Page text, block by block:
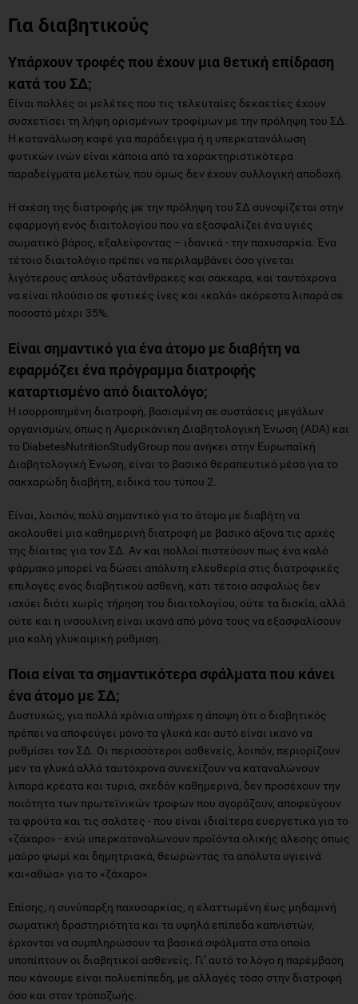
Για διαβητικούς
Υπάρχουν τροφές που έχουν μια θετική επίδραση
κατά του ΣΔ;
Είναι πολλές οι μελέτες που τις τελευταίες δεκαετίες έχουν
συσχετίσει τη λήψη ορισμένων τροφίμων με την πρόληψη του ΣΔ.
Η κατανάλωση καφέ για παράδειγμα ή η υπερκατανάλωση
φυτικών ινών είναι κάποια από τα χαρακτηριστικότερα
παραδείγματα μελετών, που όμως δεν έχουν συλλογική αποδοχή.
Η σχέση της διατροφής με την πρόληψη του ΣΔ συνοψίζεται στην
εφαρμογή ενός διαιτολογίου που να εξασφαλίζει ένα υγιές
σωματικό βάρος, εξαλείφοντας – ιδανικά - την παχυσαρκία. Ένα
τέτοιο διαιτολόγιο πρέπει να περιλαμβάνει όσο γίνεται
λιγότερους απλούς υδατάνθρακες και σάκχαρα, και ταυτόχρονα
να είναι πλούσιο σε φυτικές ίνες και «καλά» ακόρεστα λιπαρά σε
ποσοστό μέχρι 35%.
Είναι σημαντικό για ένα άτομο με διαβήτη να
εφαρμόζει ένα πρόγραμμα διατροφής
καταρτισμένο από διαιτολόγο;
Η ισορροπημένη διατροφή, βασισμένη σε συστάσεις μεγάλων
οργανισμών, όπως η Αμερικάνικη Διαβητολογική Ένωση (ADA) και
το DiabetesNutritionStudyGroup που ανήκει στην Ευρωπαϊκή
Διαβητολογική Ένωση, είναι το βασικό θεραπευτικό μέσο για το
σακχαρώδη διαβήτη, ειδικά του τύπου 2.
Είναι, λοιπόν, πολύ σημαντικό για το άτομο με διαβήτη να
ακολουθεί μια καθημερινή διατροφή με βασικό άξονα τις αρχές
της δίαιτας για τον ΣΔ. Αν και πολλοί πιστεύουν πως ένα καλό
φάρμακο μπορεί να δώσει απόλυτη ελευθερία στις διατροφικές
επιλογές ενός διαβητικού ασθενή, κάτι τέτοιο ασφαλώς δεν
ισχύει διότι χωρίς τήρηση του διαιτολογίου, ούτε τα δισκία, αλλά
ούτε και η ινσουλίνη είναι ικανά από μόνα τους να εξασφαλίσουν
μια καλή γλυκαιμική ρύθμιση.
Ποια είναι τα σημαντικότερα σφάλματα που κάνει
ένα άτομο με ΣΔ;
Δυστυχώς, για πολλά χρόνια υπήρχε η άποψη ότι ο διαβητικός
πρέπει να αποφεύγει μόνο τα γλυκά και αυτό είναι ικανό να
ρυθμίσει τον ΣΔ. Οι περισσότεροι ασθενείς, λοιπόν, περιορίζουν
μεν τα γλυκά αλλά ταυτόχρονα συνεχίζουν να καταναλώνουν
λιπαρά κρέατα και τυριά, σχεδόν καθημερινά, δεν προσέχουν την
ποιότητα των πρωτεϊνικών τροφών που αγοράζουν, αποφεύγουν
τα φρούτα και τις σαλάτες - που είναι ιδιαίτερα ευεργετικά για το
«ζάχαρο» - ενώ υπερκαταναλώνουν προϊόντα ολικής άλεσης όπως
μαύρο ψωμί και δημητριακά, θεωρώντας τα απόλυτα υγιεινά
και«αθώα» για το «ζάχαρο».
Επίσης, η συνύπαρξη παχυσαρκίας, η ελαττωμένη έως μηδαμινή
σωματική δραστηριότητα και τα υψηλά επίπεδα καπνιστών,
έρχονται να συμπληρώσουν τα βασικά σφάλματα στα οποία
υποπίπτουν οι διαβητικοί ασθενείς. Γι’ αυτό το λόγο η παρέμβαση
που κάνουμε είναι πολυεπίπεδη, με αλλαγές τόσο στην διατροφή
όσο και στον τρόποζωής.